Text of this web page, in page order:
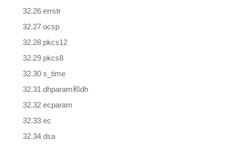
32.26 errstr
32.27 ocsp
32.28 pkcs12
32.29 pkcs8
32.30 s_time
32.31 dhparam和dh
32.32 ecparam
32.33 ec
32.34 dsa